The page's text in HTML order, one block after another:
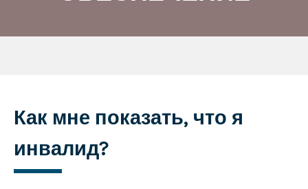
Как мне показать, что я
инвалид?